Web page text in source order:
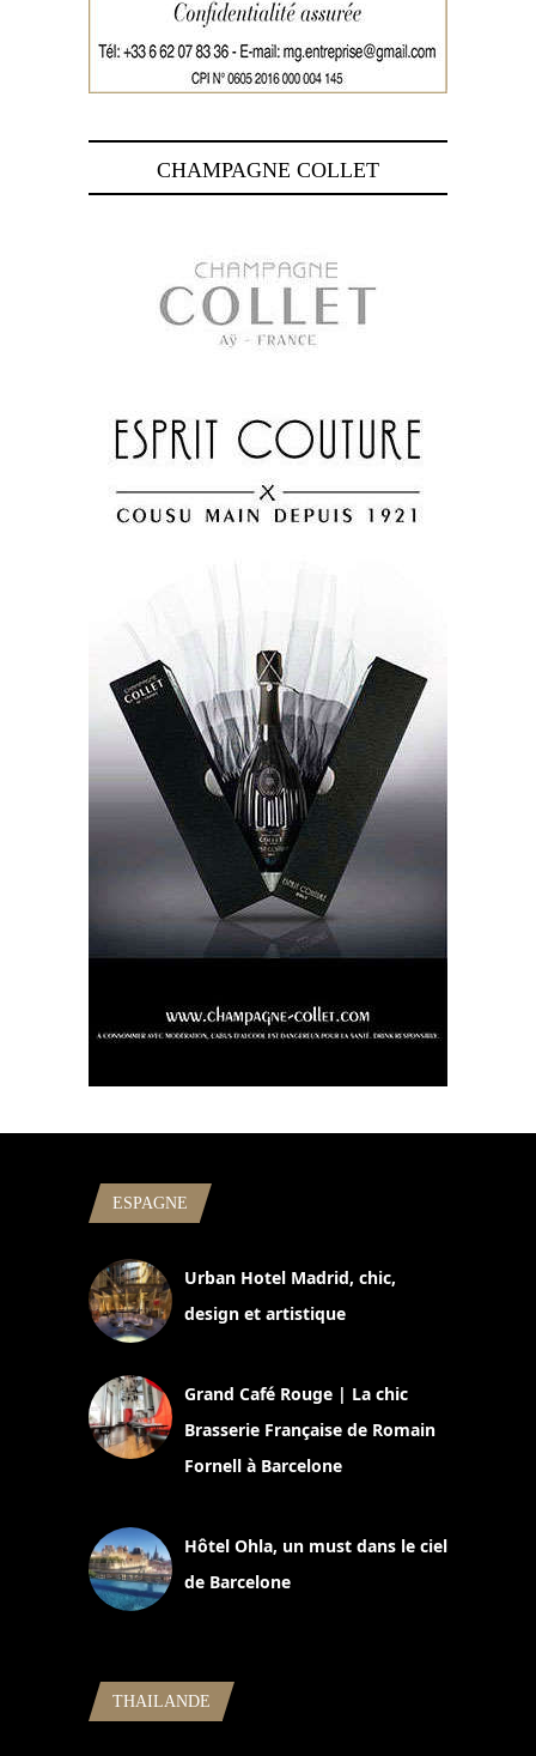
CHAMPAGNE COLLET
ESPAGNE
Urban Hotel Madrid, chic,
design et artistique
Grand Café Rouge | La chic
Brasserie Française de Romain
Fornell à Barcelone
Hôtel Ohla, un must dans le ciel
de Barcelone
THAILANDE